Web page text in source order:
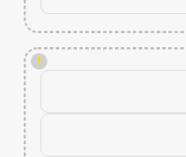
!